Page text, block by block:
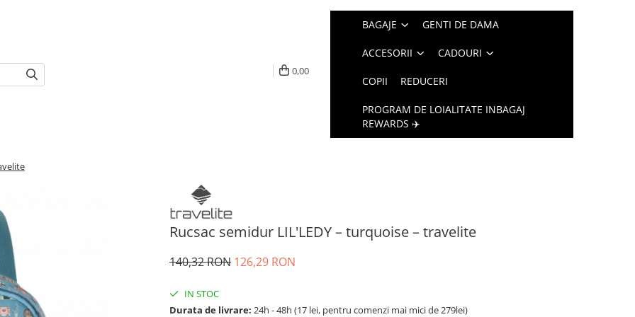
0,00
BAGAJE GENTI DE DAMA
ACCESORII CADOURI
COPII REDUCERI
PROGRAM DE LOIALITATE INBAGAJ
REWARDS ✈️
Rucsac semidur LIL'LEDY – turquoise – travelite
140,32 RON 126,29 RON
IN STOC
Durata de livrare: 24h - 48h (17 lei, pentru comenzi mai mici de 279lei)